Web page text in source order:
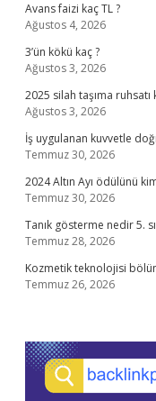
Avans faizi kaç TL ?
Ağustos 4, 2026
3’ün kökü kaç ?
Ağustos 3, 2026
2025 silah taşıma
Ağustos 3, 2026
İş uygulanan kuvvetle
Temmuz 30, 2026
2024 Altın Ayı ödülünü
Temmuz 30, 2026
Tanık gösterme nedir 5.
Temmuz 28, 2026
Kozmetik teknolojisi
Temmuz 26, 2026